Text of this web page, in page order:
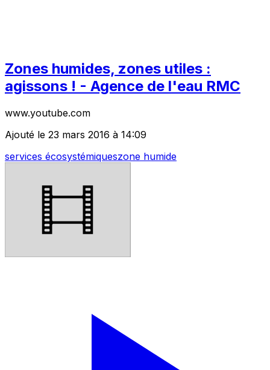
Zones humides, zones utiles :
agissons ! - Agence de l'eau RMC
www.youtube.com
Ajouté le 23 mars 2016 à 14:09
services écosystémiqueszone humide